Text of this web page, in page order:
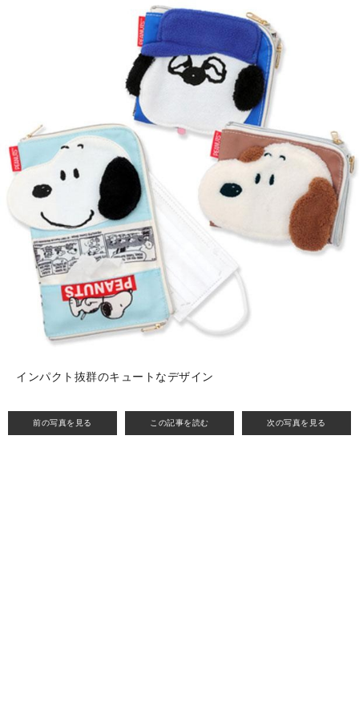
前の写真を見る この記事を読む 次の写真を見る
インパクト抜群のキュートなデザイン